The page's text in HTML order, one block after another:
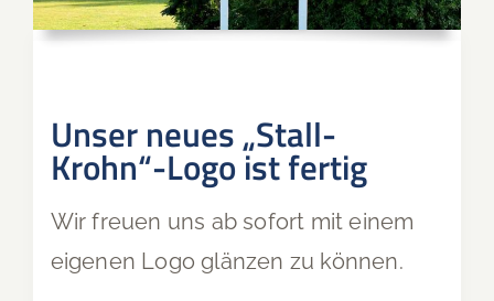
Unser neues „Stall-
Krohn“-Logo ist fertig
Wir freuen uns ab sofort mit einem
eigenen Logo glänzen zu können.